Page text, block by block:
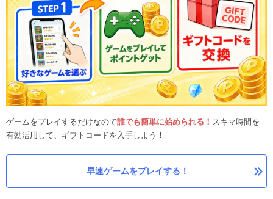
ゲームをプレイするだけなので誰でも簡単に始められる！ スキマ時間を
有効活用して、ギフトコードを入手しよう！
早速ゲームをプレイする！